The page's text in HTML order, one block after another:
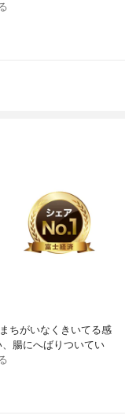
いなくきいてる感
腸にへばりついてい